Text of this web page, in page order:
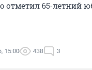
отметил 65-летний
15:00 438 3